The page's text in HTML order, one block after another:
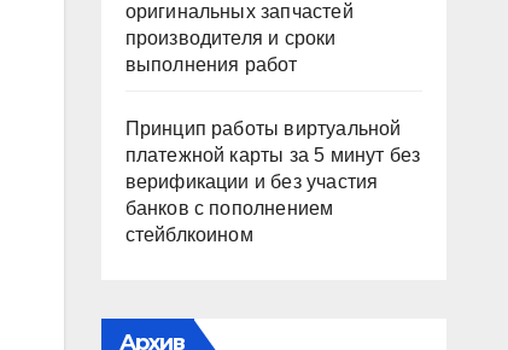
оригинальных запчастей
производителя и сроки
выполнения работ
Принцип работы виртуальной
платежной карты за 5 минут без
верификации и без участия
банков с пополнением
стейблкоином
Архив